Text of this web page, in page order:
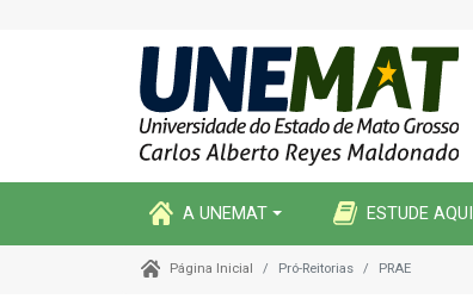
A UNEMAT ESTUDE AQUI
Página Inicial Pró-Reitorias PRAE